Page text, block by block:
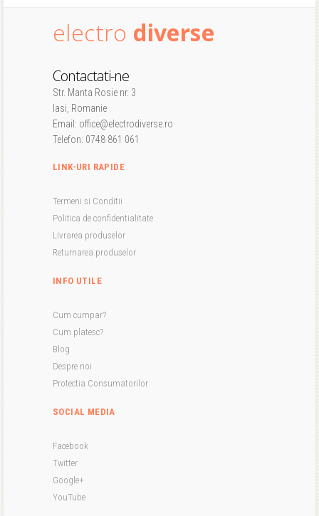
electro diverse
Contactati-ne
Str. Manta Rosie nr. 3
Iasi, Romanie
Email: office@electrodiverse.ro
Telefon: 0748 861 061
LINK-URI RAPIDE
Termeni si Conditii
Politica de confidentialitate
Livrarea produselor
Returnarea produselor
INFO UTILE
Cum cumpar?
Cum platesc?
Blog
Despre noi
Protectia Consumatorilor
SOCIAL MEDIA
Facebook
Twitter
Google+
YouTube